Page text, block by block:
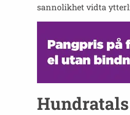
sannolikhet vidta